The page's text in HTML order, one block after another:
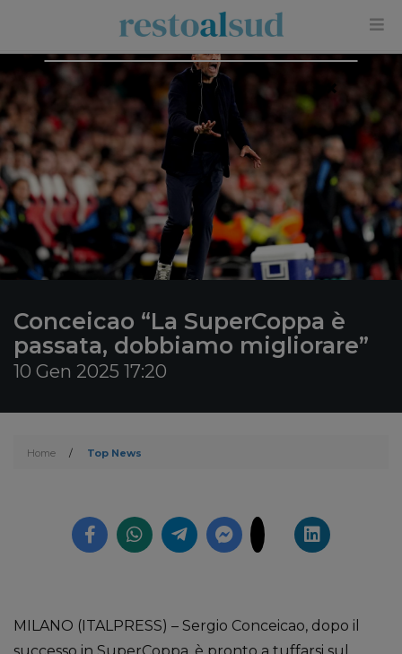
Conceicao “La SuperCoppa è
passata, dobbiamo migliorare”
10 Gen 2025 17:20
Home / Top News
MILANO (ITALPRESS) – Sergio Conceicao, dopo il
×